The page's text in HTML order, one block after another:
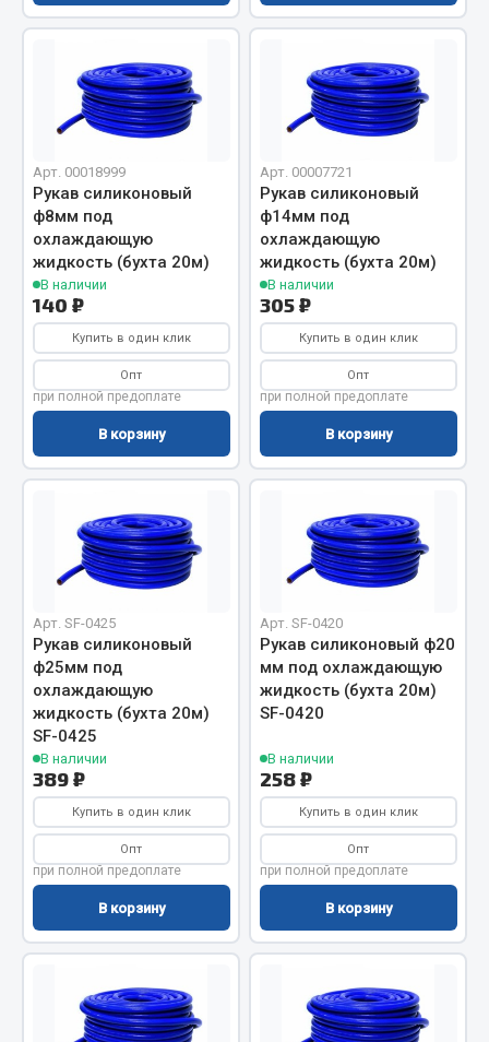
Болты
Гайки
Пресс-масленки
Пробки
Пружины
Хомуты
Показать ещё
Весь раздел
Соединительные элементы
Camozzi
Адаптеры и переходники
Тройники
Трубки, муфты, гайки
Фитинги
Штуцеры
Весь раздел
Инструмент
Автомобильный инструмент
Измерительный инструмент
Крепежный инструмент
Режущий инструмент
Силовое оборудование
Слесарный инструмент
Столярный инструмент
Арт. 00018999
Рукав силиконовый
ф8мм под
охлаждающую
жидкость (бухта 20м)
В наличии
140 ₽
Купить в один клик
Опт
при полной предоплате
В корзину
Арт. 00007721
Рукав силиконовый
ф14мм под
охлаждающую
жидкость (бухта 20м)
В наличии
305 ₽
Купить в один клик
Опт
при полной предоплате
В корзину
Арт. SF-0425
Рукав силиконовый
ф25мм под
охлаждающую
жидкость (бухта 20м)
SF-0425
В наличии
389 ₽
Купить в один клик
Опт
при полной предоплате
В корзину
Арт. SF-0420
Рукав силиконовый ф20
мм под охлаждающую
жидкость (бухта 20м)
SF-0420
В наличии
258 ₽
Купить в один клик
Опт
при полной предоплате
В корзину